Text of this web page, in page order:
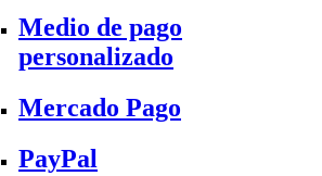
Medio de pago
personalizado
Mercado Pago
PayPal